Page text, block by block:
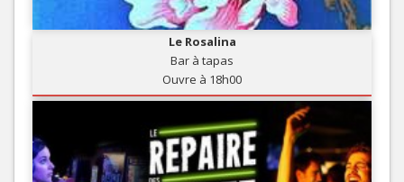
Le Rosalina
Bar à tapas
Ouvre à 18h00